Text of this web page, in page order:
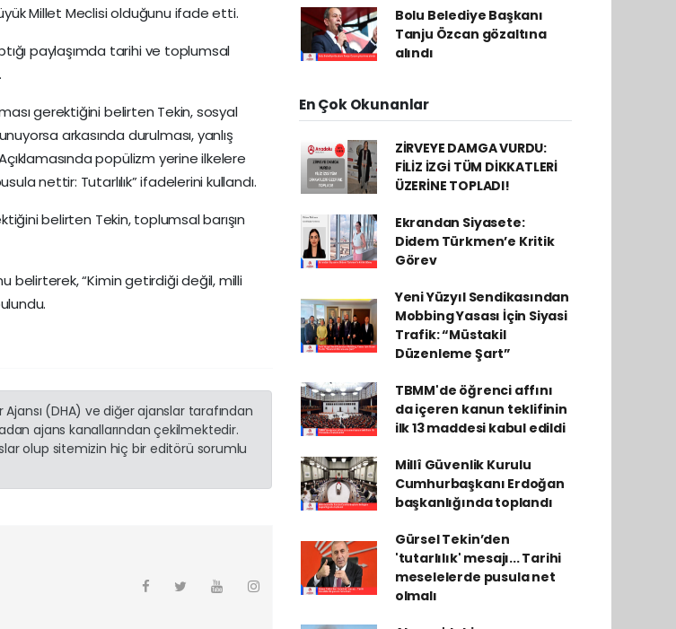
Millet Meclisi olduğunu ifade etti.
paylaşımda tarihi ve toplumsal
gerektiğini belirten Tekin, sosyal
arkasında durulması, yanlış
popülizm yerine ilkelere
nettir: Tutarlılık” ifadelerini kullandı.
belirten Tekin, toplumsal barışın
belirterek, “Kimin getirdiği değil, milli
Ajansı (DHA) ve diğer ajanslar tarafından
ajans kanallarından çekilmektedir.
olup sitemizin hiç bir editörü sorumlu
Bolu Belediye Başkanı
Tanju Özcan gözaltına
alındı
En Çok Okunanlar
ZİRVEYE DAMGA VURDU:
FİLİZ İZGİ TÜM DİKKATLERİ
ÜZERİNE TOPLADI!
Ekrandan Siyasete:
Didem Türkmen’e Kritik
Görev
Yeni Yüzyıl Sendikasından
Mobbing Yasası İçin Siyasi
Trafik: “Müstakil
Düzenleme Şart”
TBMM'de öğrenci affını
da içeren kanun teklifinin
ilk 13 maddesi kabul edildi
Millî Güvenlik Kurulu
Cumhurbaşkanı Erdoğan
başkanlığında toplandı
Gürsel Tekin’den
'tutarlılık' mesajı... Tarihi
meselelerde pusula net
olmalı